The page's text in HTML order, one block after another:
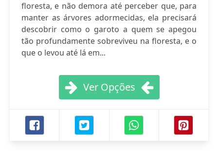
floresta, e não demora até perceber que, para
manter as árvores adormecidas, ela precisará
descobrir como o garoto a quem se apegou
tão profundamente sobreviveu na floresta, e o
que o levou até lá em...
Ver Opções